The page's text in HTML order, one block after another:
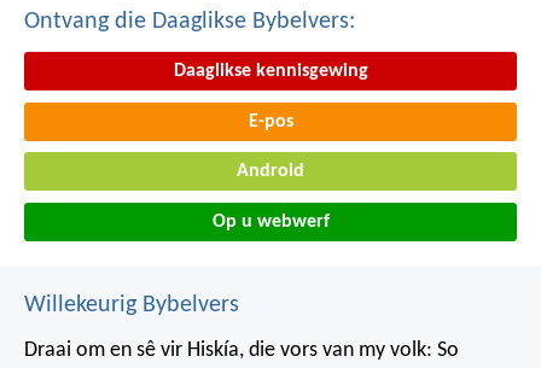
Ontvang die Daaglikse Bybelvers:
Daaglikse kennisgewing
E-pos
Android
Op u webwerf
Willekeurig Bybelvers
Draai om en sê vir Hiskía, die vors van my volk: So